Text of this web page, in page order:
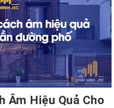
Âm Hiệu Quả Cho